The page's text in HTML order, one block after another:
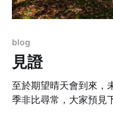
blog
見證
至於期望晴天會到來，
季非比尋常，大家預見